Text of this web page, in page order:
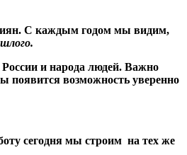
С каждым годом мы видим,
и народа людей. Важно
появится возможность уверенно
сегодня мы строим на тех же